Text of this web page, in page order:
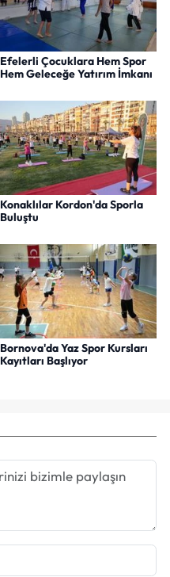
Efelerli Çocuklara Hem Spor
Hem Geleceğe Yatırım İmkanı
Konaklılar Kordon'da Sporla
Buluştu
Bornova'da Yaz Spor Kursları
Kayıtları Başlıyor